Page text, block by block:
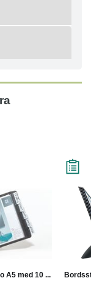
A5 med 10 ...